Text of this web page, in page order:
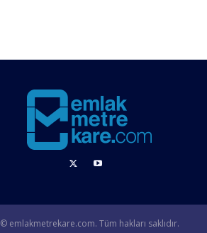
© emlakmetrekare.com. Tüm hakları saklıdır.